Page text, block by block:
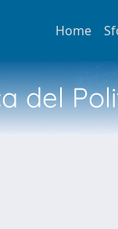
Home
del